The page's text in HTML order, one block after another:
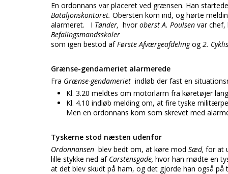
En ordonnans var placeret ved grænsen. Han
Bataljonskontoret. Obersten kom ind, og hørte
alarmeret. I Tønder, hvoroberst A. Poulsen var
Befalingsmandsskoler
som igen bestod afFørste Afværgeafdelingog2.
Grænse-gendameriet alarmerede
Fra Grænse-gendameriet indløb der fast en
Kl. 3.20 meldtes om motorlarm fra køretøjer
Kl. 4.10 indløb melding om, at fire tyske
Men en ordonnans kom som skrevet med
Tyskerne stod næsten udenfor
Ordonnansen blev bedt om, at køre mod Sæd, for at
lille stykke ned af Carstensgade, hvor han mødte en
at det blev skudt på ham, og det gjorde han også på